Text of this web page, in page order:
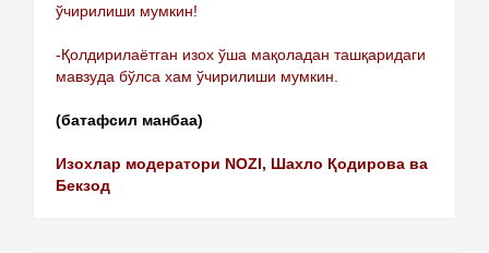
ўчирилиши мумкин!
-Қолдирилаётган изох ўша мақоладан ташқаридаги
мавзуда бўлса хам ўчирилиши мумкин.
(батафсил манбаа)
Изохлар модератори NOZI, Шахло Қодирова ва
Бекзод